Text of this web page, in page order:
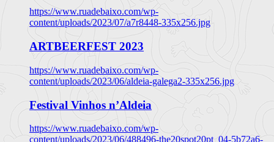
https://www.ruadebaixo.com/wp-
content/uploads/2023/07/a7r8448-335x256.jpg
ARTBEERFEST 2023
https://www.ruadebaixo.com/wp-
content/uploads/2023/06/aldeia-galega2-335x256.jpg
Festival Vinhos n’Aldeia
https://www.ruadebaixo.com/wp-
content/uploads/2023/06/488496-the20spot20pt_04-5b72a6-